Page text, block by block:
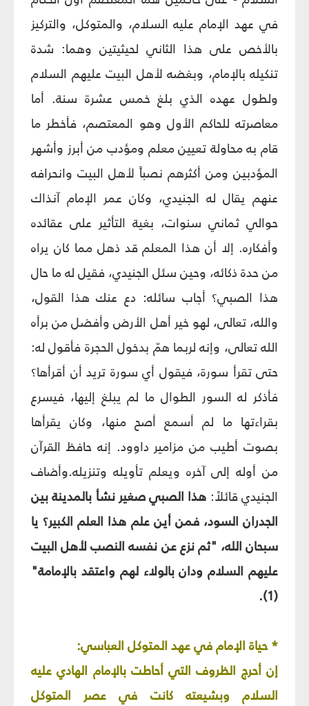
في عهد الإمام عليه السلام، والمتوكل، والتركيز
بالأخص على هذا الثاني لحيثيتين وهما: شدة
تنكيله بالإمام، وبغضه لأهل البيت عليهم السلام
ولطول عهده الذي بلغ خمس عشرة سنة. أما
معاصرته للحاكم الأول وهو المعتصم، فأخطر ما
قام به محاولة تعيين معلم ومؤدب من أبرز وأشهر
المؤدبين ومن أكثرهم نصباً لأهل البيت وانحرافه
عنهم يقال له الجنيدي، وكان عمر الإمام آنذاك
حوالي ثماني سنوات، بغية التأثير على عقائده
وأفكاره. إلا أن هذا المعلم قد ذهل مما كان يراه
من حدة ذكائه، وحين سئل الجنيدي، فقيل له ما حال
هذا الصبي؟ أجاب سائله: دع عنك هذا القول،
والله، تعالى، لهو خير أهل الأرض وأفضل من برأه
الله تعالى، وإنه لربما همّ بدخول الحجرة فأقول له:
حتى تقرأ سورة، فيقول أي سورة تريد أن أقرأها؟
فأذكر له السور الطوال ما لم يبلغ إليها، فيسرع
بقراءتها ما لم أسمع أصح منها، وكان يقرأها
بصوت أطيب من مزامير داوود. إنه حافظ القرآن
من أوله إلى آخره ويعلم تأويله وتنزيله.وأضاف
الجنيدي قائلاً: هذا الصبي صغير نشأ بالمدينة بين
الجدران السود، فمن أين علم هذا العلم الكبير؟ يا
سبحان الله، "ثم نزع عن نفسه النصب لأهل البيت
عليهم السلام ودان بالولاء لهم واعتقد بالإمامة"
(1).
* حياة الإمام في عهد المتوكل العباسي:
إن أحرج الظروف التي أحاطت بالإمام الهادي عليه
السلام وبشيعته كانت في عصر المتوكل